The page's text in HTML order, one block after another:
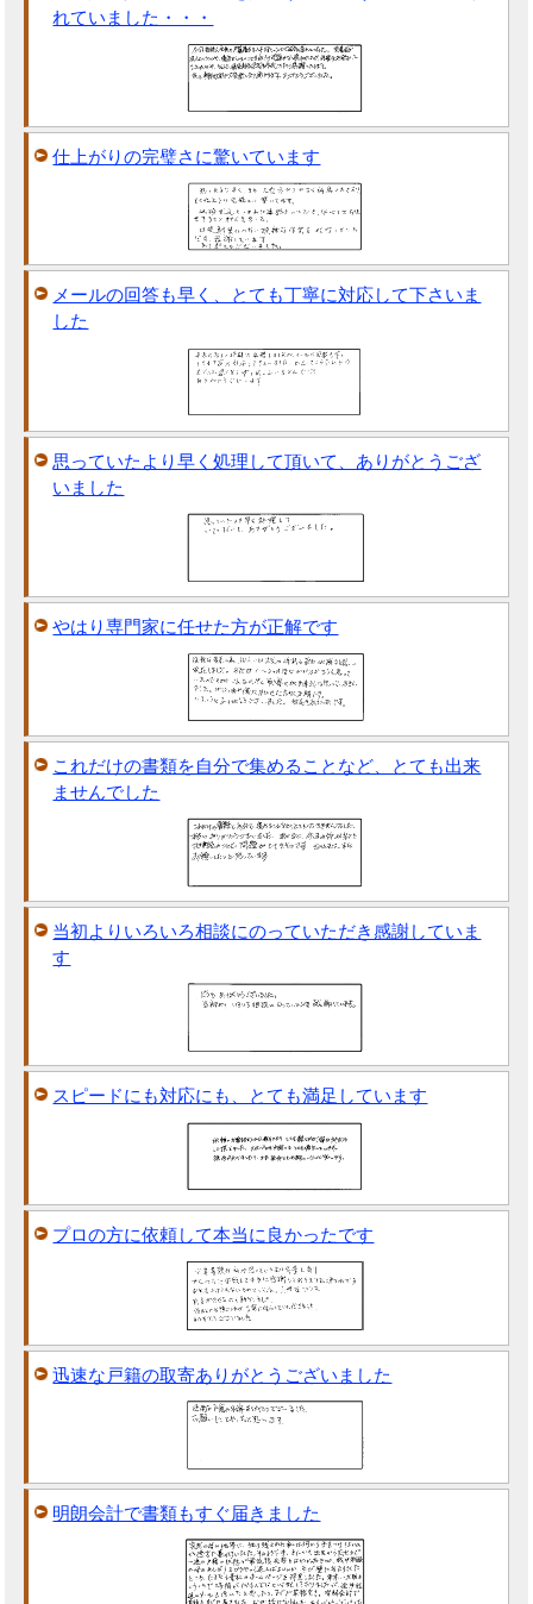
れていました・・・
仕上がりの完璧さに驚いています
メールの回答も早く、とても丁寧に対応して下さいま
した
思っていたより早く処理して頂いて、ありがとうござ
いました
やはり専門家に任せた方が正解です
これだけの書類を自分で集めることなど、とても出来
ませんでした
当初よりいろいろ相談にのっていただき感謝していま
す
スピードにも対応にも、とても満足しています
プロの方に依頼して本当に良かったです
迅速な戸籍の取寄ありがとうございました
明朗会計で書類もすぐ届きました